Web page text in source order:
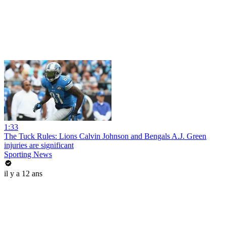
1:33
The Tuck Rules: Lions Calvin Johnson and Bengals A.J. Green
injuries are significant
Sporting News
il y a 12 ans